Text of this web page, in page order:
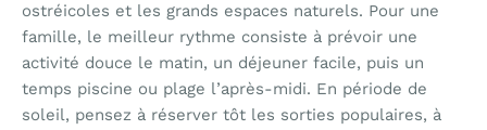
ostréicoles et les grands espaces naturels. Pour une
famille, le meilleur rythme consiste à prévoir une
activité douce le matin, un déjeuner facile, puis un
temps piscine ou plage l’après-midi. En période de
soleil, pensez à réserver tôt les sorties populaires, à